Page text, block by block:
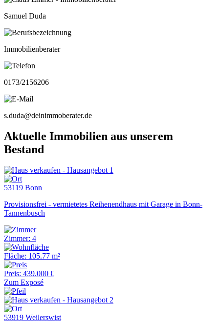
Samuel Duda
Immobilienberater
0173/2156206
s.duda@deinimmoberater.de
Aktuelle Immobilien aus unserem
Bestand
53119 Bonn
Provisionsfrei - vermietetes Reihenendhaus mit Garage in Bonn-
Tannenbusch
Zimmer: 4
Fläche: 105.77 m²
Preis: 439.000 €
Zum Exposé
53919 Weilerswist